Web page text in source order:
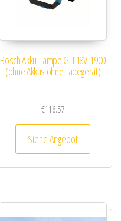
Bosch Akku-Lampe GLI 18V-1900
(ohne Akkus ohne Ladegerät)
€116.57
Siehe Angebot